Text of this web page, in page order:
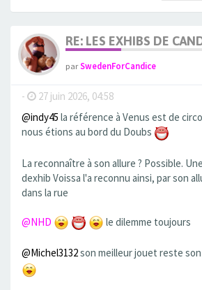
RE: LES EXHIBS DE
parSwedenForCandice
- 27 juin 2026, 04:58
@indy45 la référence à Venus est de
nous étions au bord du Doubs
La reconnaître à son allure ? Possible.
dexhib Voissa l'a reconnu ainsi, par son
dans la rue
@NHD le dilemme toujours
@Michel3132son meilleur jouet reste